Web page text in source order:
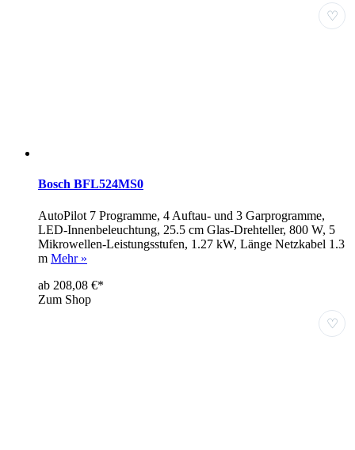
♡
Bosch BFL524MS0
AutoPilot 7 Programme, 4 Auftau- und 3 Garprogramme,
LED-Innenbeleuchtung, 25.5 cm Glas-Drehteller, 800 W, 5
Mikrowellen-Leistungsstufen, 1.27 kW, Länge Netzkabel 1.3
m Mehr »
ab 208,08 €*
Zum Shop
♡